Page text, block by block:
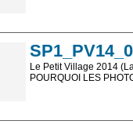
Le Petit Village 2014
POURQUOI LES